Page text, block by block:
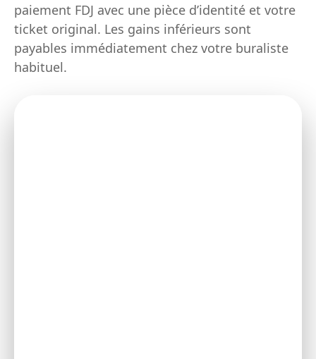
paiement FDJ avec une pièce d’identité et votre
ticket original. Les gains inférieurs sont
payables immédiatement chez votre buraliste
habituel.